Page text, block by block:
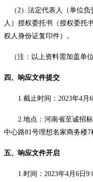
（2）法定代表人（单位
人）授权委托书（授权委托
权人身份证复印件）。
（注：以上资料需加盖单
四、响应文件提交
1.截止时间： 2023年4月 6
2.地点：河南省至诚招
中心路81号理想名家商务楼7
五、响应文件开启
1.时间： 2023年4月 6 日 9